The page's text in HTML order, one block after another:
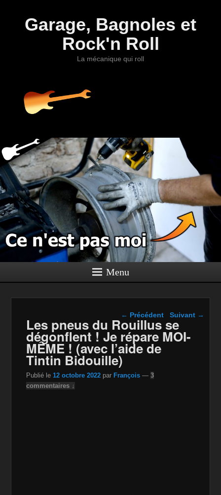
Garage, Bagnoles et
Rock'n Roll
La mécanique qui roll
Menu
Navigation dans les
articles
← Précédent Suivant →
Les pneus du Rouillus se
dégonflent ! Je répare MOI-
MÊME ! (avec l’aide de
Tintin Bidouille)
Publié le 12 octobre 2022 par François —3
commentaires ↓